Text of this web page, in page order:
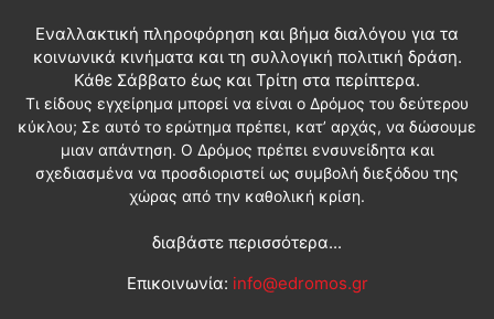
Εναλλακτική πληροφόρηση και βήμα διαλόγου για τα
κοινωνικά κινήματα και τη συλλογική πολιτική δράση.
Κάθε Σάββατο έως και Τρίτη στα περίπτερα.
Τι είδους εγχείρημα μπορεί να είναι ο Δρόμος του δεύτερου
κύκλου; Σε αυτό το ερώτημα πρέπει, κατ’ αρχάς, να δώσουμε
μιαν απάντηση. Ο Δρόμος πρέπει ενσυνείδητα και
σχεδιασμένα να προσδιοριστεί ως συμβολή διεξόδου της
χώρας από την καθολική κρίση.
διαβάστε περισσότερα...
Επικοινωνία: info@edromos.gr